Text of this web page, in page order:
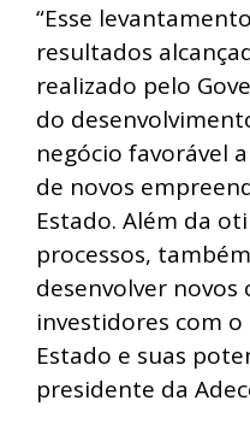
“Esse
resultados
realizado pelo
do
negócio favorável
de novos
Estado. Além da
processos,
desenvolver novos
investidores com
Estado e suas
presidente da